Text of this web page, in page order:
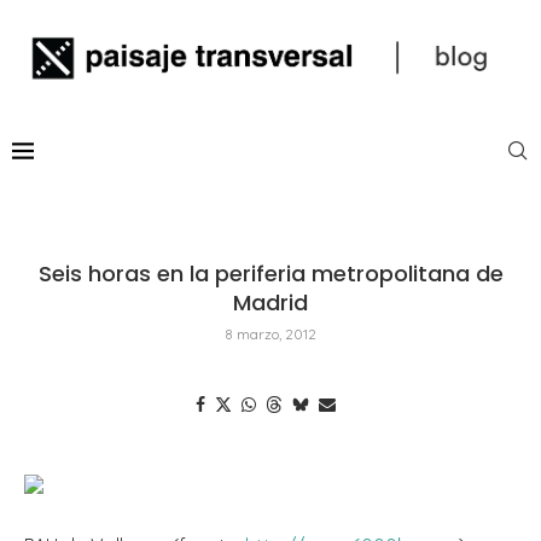
Seis horas en la periferia metropolitana de
Madrid
8 marzo, 2012